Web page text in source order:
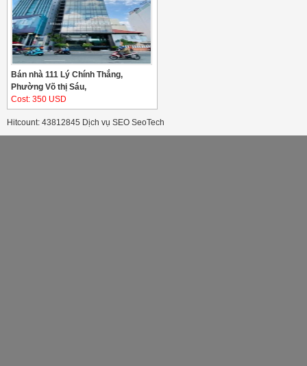
Bán nhà 111 Lý Chính Thắng,
Phường Võ thị Sáu,
Cost: 350 USD
Hitcount: 43812845 Dịch vụ SEO SeoTech